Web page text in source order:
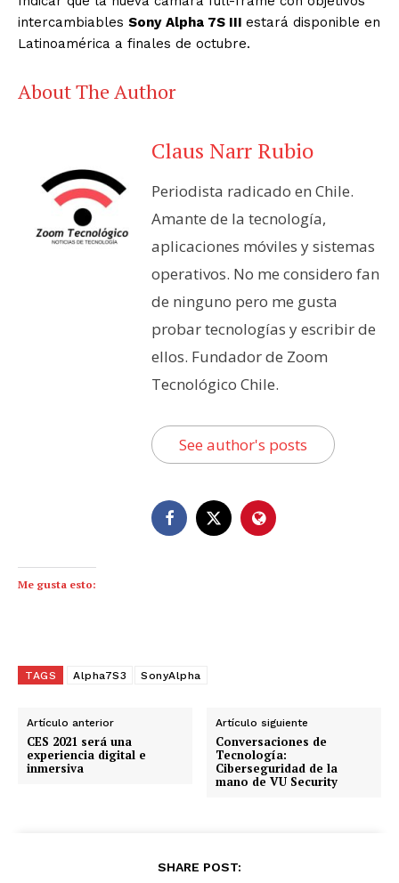
intercambiables Sony Alpha 7S III estará disponible en
Latinoamérica a finales de octubre.
About The Author
Claus Narr Rubio
Periodista radicado en Chile.
Amante de la tecnología,
aplicaciones móviles y sistemas
operativos. No me considero fan
de ninguno pero me gusta
probar tecnologías y escribir de
ellos. Fundador de Zoom
Tecnológico Chile.
See author's posts
Me gusta esto:
TAGS Alpha7S3 SonyAlpha
Artículo anterior
CES 2021 será una
experiencia digital e
inmersiva
Artículo siguiente
Conversaciones de
Tecnología:
Ciberseguridad de la
mano de VU Security
SHARE POST: